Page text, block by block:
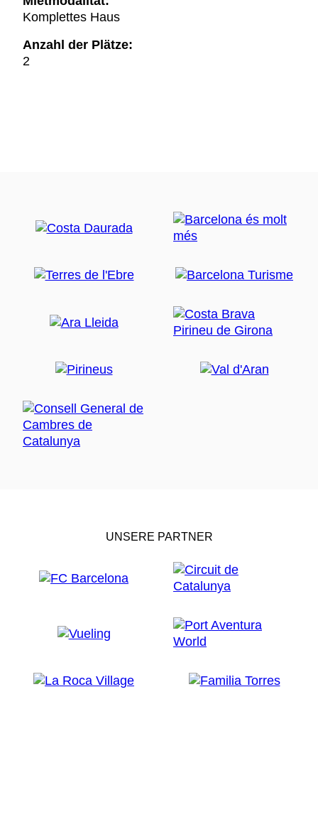
Komplettes Haus
Anzahl der Plätze:
2
UNSERE PARTNER